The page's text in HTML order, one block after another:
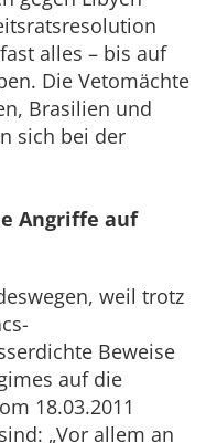
alles – bis auf
Die Vetomächte
Brasilien und
sich bei der
Angriffe auf
weil trotz
Beweise
auf die
18.03.2011
„Vor allem an